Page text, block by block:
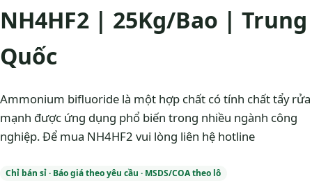
NH4HF2 | 25Kg/Bao | Trung
Quốc
Ammonium bifluoride là một hợp chất có tính chất tẩy rửa
mạnh được ứng dụng phổ biến trong nhiều ngành công
nghiệp. Để mua NH4HF2 vui lòng liên hệ hotline
Chỉ bán sỉ · Báo giá theo yêu cầu · MSDS/COA theo lô